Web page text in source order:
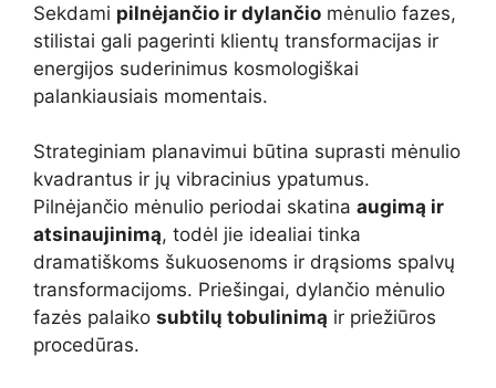
Sekdami pilnėjančio ir dylančio mėnulio fazes,
stilistai gali pagerinti klientų transformacijas ir
energijos suderinimus kosmologiškai
palankiausiais momentais.
Strateginiam planavimui būtina suprasti mėnulio
kvadrantus ir jų vibracinius ypatumus.
Pilnėjančio mėnulio periodai skatina augimą ir
atsinaujinimą, todėl jie idealiai tinka
dramatiškoms šukuosenoms ir drąsioms spalvų
transformacijoms. Priešingai, dylančio mėnulio
fazės palaiko subtilų tobulinimą ir priežiūros
procedūras.